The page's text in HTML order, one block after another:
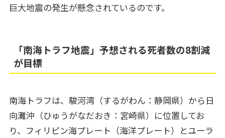
巨大地震の発生が懸念されているのです。
「南海トラフ地震」予想される死者数の8割減
が目標
南海トラフは、駿河湾（するがわん：静岡県）から日
向灘沖（ひゅうがなだおき：宮崎県）に位置してお
り、フィリピン海プレート（海洋プレート）とユーラ